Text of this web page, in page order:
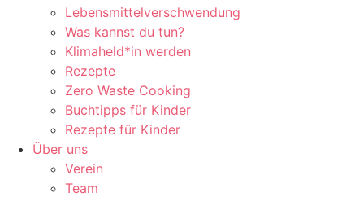
Lebensmittelverschwendung
Was kannst du tun?
Klimaheld*in werden
Rezepte
Zero Waste Cooking
Buchtipps für Kinder
Rezepte für Kinder
Über uns
Verein
Team